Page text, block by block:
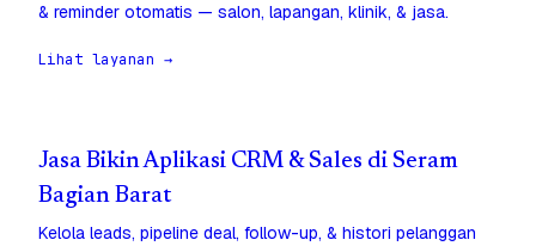
& reminder otomatis — salon, lapangan, klinik, & jasa.
Lihat layanan →
Jasa Bikin Aplikasi CRM & Sales di Seram
Bagian Barat
Kelola leads, pipeline deal, follow-up, & histori pelanggan